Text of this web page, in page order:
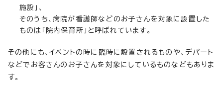
施設」、
そのうち、病院が看護師などのお子さんを対象に設置した
ものは「院内保育所」と呼ばれています。
その他にも、イベントの時に臨時に設置されるものや、デパート
などでお客さんのお子さんを対象にしているものなどもありま
す。